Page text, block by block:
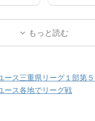
名とパ
インが
。既存ユ
閲覧には
スワード
必要となり
を保存す
もっと読む
ース三重県リーグ１部第
ース各地でリーグ戦